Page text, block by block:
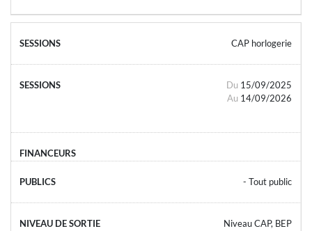
CAP horlogerie
Du 15/09/2025
Au 14/09/2026
- Tout public
Niveau CAP, BEP